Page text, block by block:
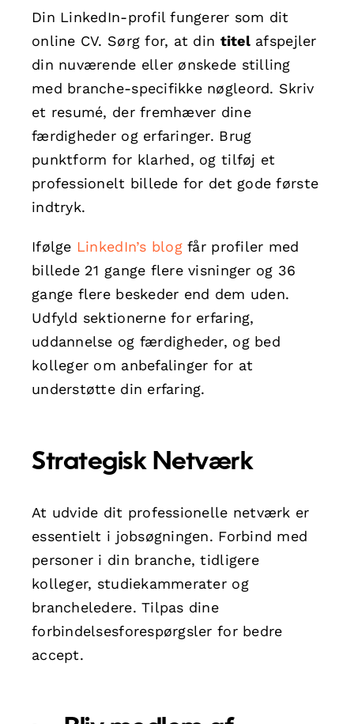
Din LinkedIn-profil fungerer som dit
online CV. Sørg for, at din titelafspejler
din nuværende eller ønskede stilling
med branche-specifikke nøgleord. Skriv
et resumé, der fremhæver dine
færdigheder og erfaringer. Brug
punktform for klarhed, og tilføj et
professionelt billede for det gode første
indtryk.
Ifølge LinkedIn’s blogfår profiler med
billede 21 gange flere visninger og 36
gange flere beskeder end dem uden.
Udfyld sektionerne for erfaring,
uddannelse og færdigheder, og bed
kolleger om anbefalinger for at
understøtte din erfaring.
Strategisk Netværk
At udvide dit professionelle netværk er
essentielt i jobsøgningen. Forbind med
personer i din branche, tidligere
kolleger, studiekammerater og
brancheledere. Tilpas dine
forbindelsesforespørgsler for bedre
accept.